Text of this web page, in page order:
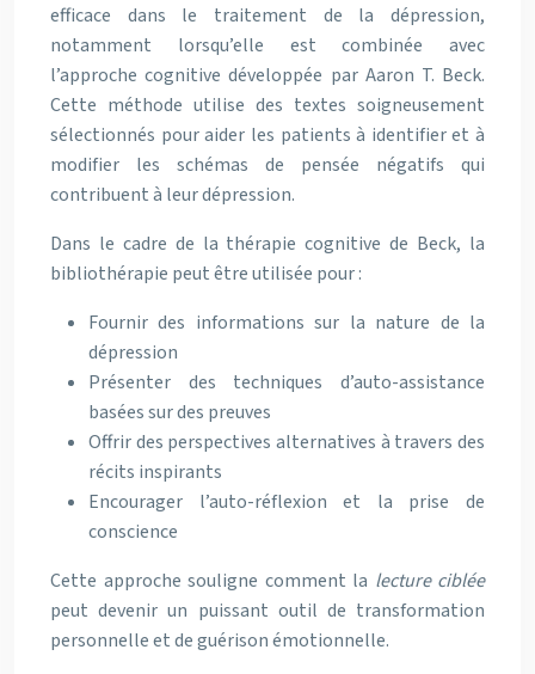
efficace dans le traitement de la dépression,
notamment lorsqu’elle est combinée avec
l’approche cognitive développée par Aaron T. Beck.
Cette méthode utilise des textes soigneusement
sélectionnés pour aider les patients à identifier et à
modifier les schémas de pensée négatifs qui
contribuent à leur dépression.
Dans le cadre de la thérapie cognitive de Beck, la
bibliothérapie peut être utilisée pour :
Fournir des informations sur la nature de la
dépression
Présenter des techniques d’auto-assistance
basées sur des preuves
Offrir des perspectives alternatives à travers des
récits inspirants
Encourager l’auto-réflexion et la prise de
conscience
Cette approche souligne comment la lecture ciblée
peut devenir un puissant outil de transformation
personnelle et de guérison émotionnelle.